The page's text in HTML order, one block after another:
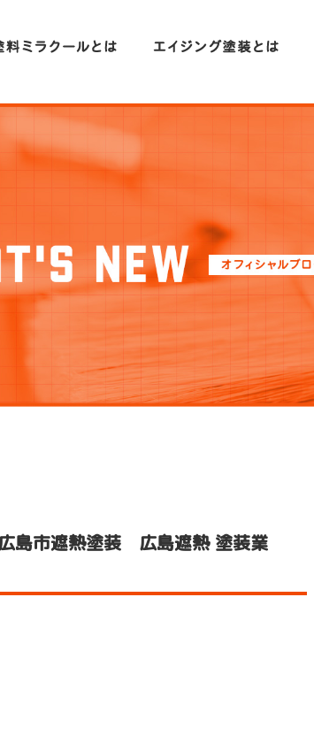
島市遮熱塗装 広島遮熱 塗装業